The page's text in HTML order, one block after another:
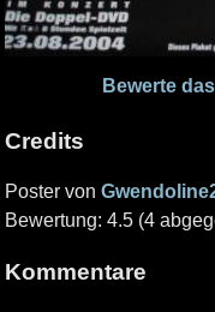
Bewerte
Credits
Poster von
Bewertung: 4.5 (4
Kommentare